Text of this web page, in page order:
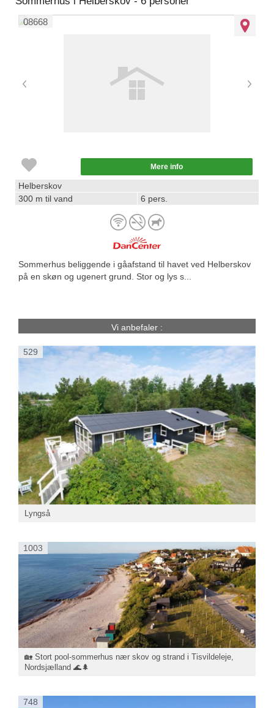
08668
Mere info
Helberskov
300 m til vand
6 pers.
Sommerhus beliggende i gåafstand til havet ved Helberskov
på en skøn og ugenert grund. Stor og lys s...
Vi anbefaler :
529
Lyngså
1003
🏡 Stort pool-sommerhus nær skov og strand i Tisvildeleje,
Nordsjælland 🌊🌲
748